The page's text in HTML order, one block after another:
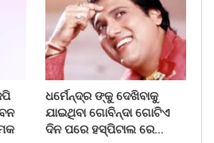
ଧର୍ମେନ୍ଦ୍ର ଙ୍କୁ ଦେଖିବାକୁ
ଯାଇଥିବା ଗୋବିନ୍ଦା ଗୋଟିଏ
ଦିନ ପରେ ହସ୍ପିଟାଲ ରେ…